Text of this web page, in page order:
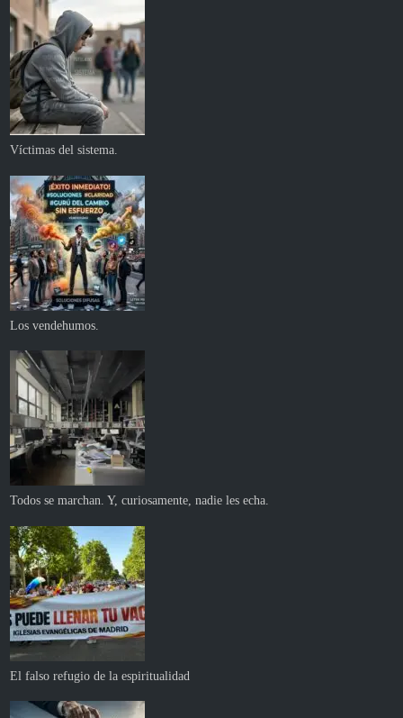
Víctimas del sistema.
Los vendehumos.
Todos se marchan. Y, curiosamente, nadie les echa.
El falso refugio de la espiritualidad